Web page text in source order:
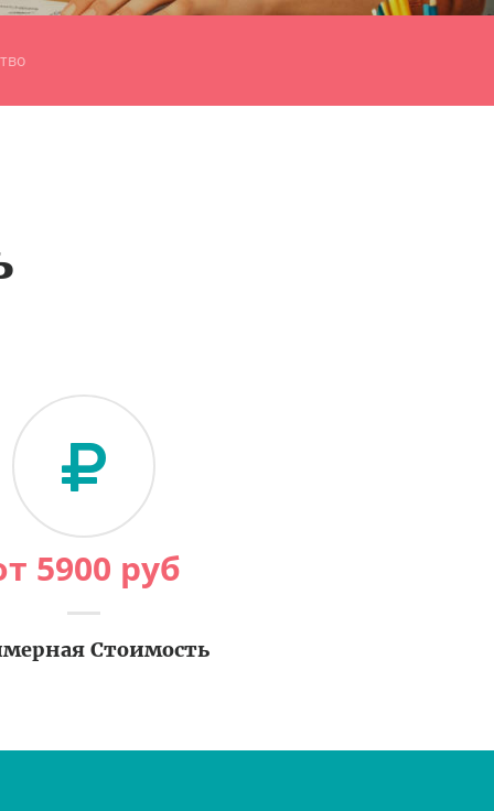
5900 руб
Стоимость